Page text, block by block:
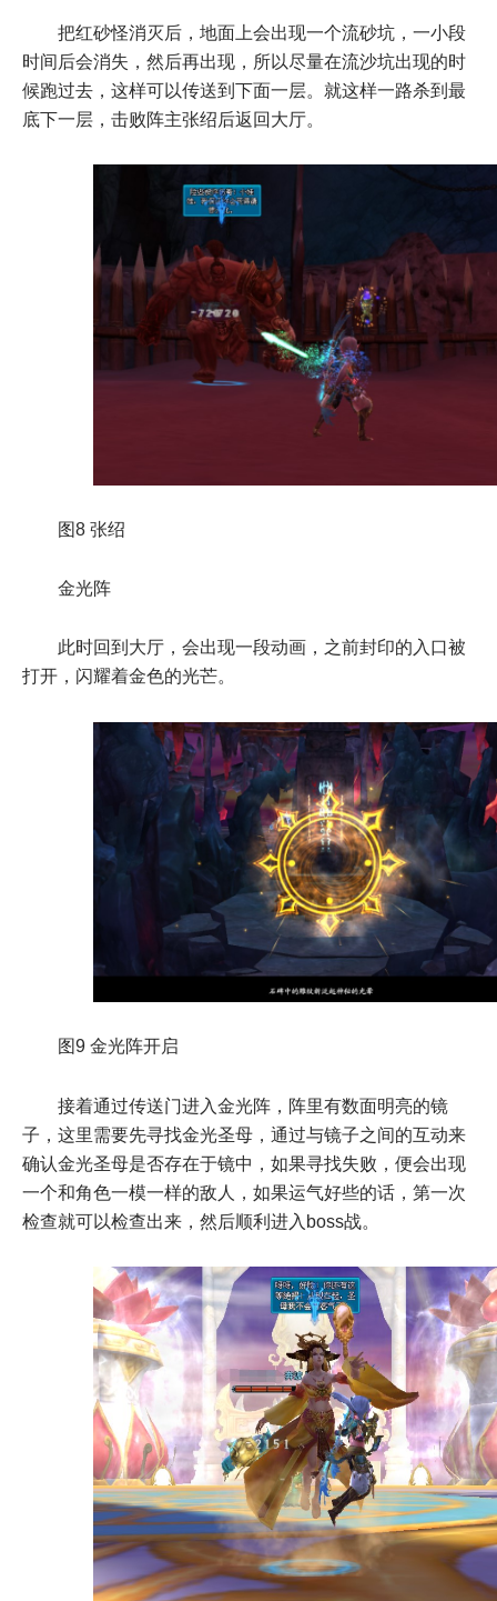
把红砂怪消灭后，地面上会出现一个流砂坑，一小段
时间后会消失，然后再出现，所以尽量在流沙坑出现的时
候跑过去，这样可以传送到下面一层。就这样一路杀到最
底下一层，击败阵主张绍后返回大厅。
图8 张绍
金光阵
此时回到大厅，会出现一段动画，之前封印的入口被
打开，闪耀着金色的光芒。
图9 金光阵开启
接着通过传送门进入金光阵，阵里有数面明亮的镜
子，这里需要先寻找金光圣母，通过与镜子之间的互动来
确认金光圣母是否存在于镜中，如果寻找失败，便会出现
一个和角色一模一样的敌人，如果运气好些的话，第一次
检查就可以检查出来，然后顺利进入boss战。